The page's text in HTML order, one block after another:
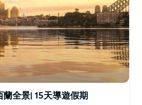
全景| 15天導遊假期